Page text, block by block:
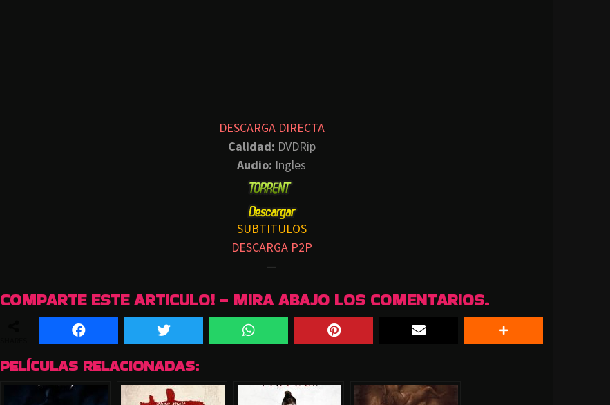
DESCARGA DIRECTA
Calidad: DVDRip
Audio: Ingles
SUBTITULOS
DESCARGA P2P
—
COMPARTE ESTE ARTICULO! - MIRA ABAJO LOS COMENTARIOS.
PELÍCULAS RELACIONADAS: